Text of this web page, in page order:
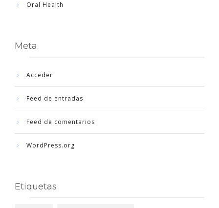
Oral Health
Meta
Acceder
Feed de entradas
Feed de comentarios
WordPress.org
Etiquetas